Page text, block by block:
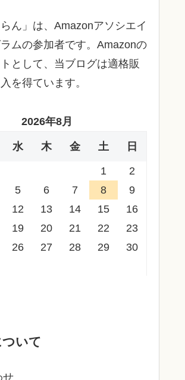
らん」は、Amazonアソシエイ
ラムの参加者です。Amazonの
として、当ブログは適格販
を得ています。
2026年8月
水 木 金 土 日
1
2
5 6 7 8
9
12 13 14 15
16
19 20 21 22
23
26 27 28 29
30
いて
せ